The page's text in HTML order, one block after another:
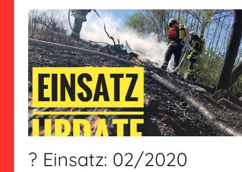
? Einsatz: 02/2020